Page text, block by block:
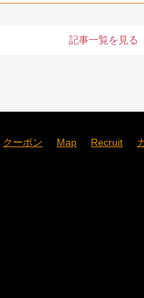
記事一覧を見る
クーポン Map Recruit